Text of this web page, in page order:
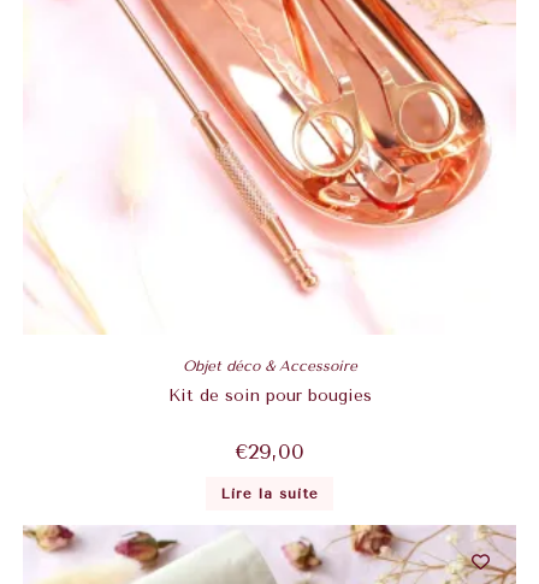
Objet déco & Accessoire
Kit de soin pour bougies
€29,00
Lire la suite